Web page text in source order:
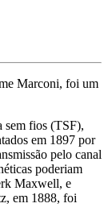
Marconi, foi um
sem fios (TSF),
em 1897 por
pelo canal
poderiam
Maxwell, e
em 1888, foi